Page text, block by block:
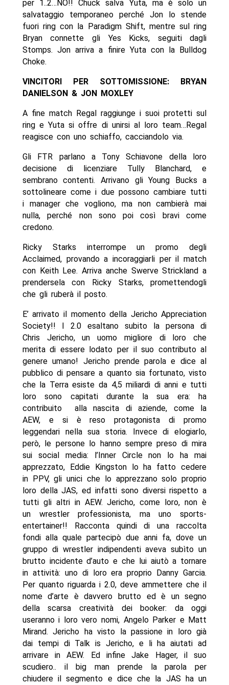
per 1..2…NO!! Chuck salva Yuta, ma è solo un
salvataggio temporaneo perché Jon lo stende
fuori ring con la Paradigm Shift, mentre sul ring
Bryan connette gli Yes Kicks, seguiti dagli
Stomps. Jon arriva a finire Yuta con la Bulldog
Choke.
VINCITORI PER SOTTOMISSIONE: BRYAN
DANIELSON & JON MOXLEY
A fine match Regal raggiunge i suoi protetti sul
ring e Yuta si offre di unirsi al loro team…Regal
reagisce con uno schiaffo, cacciandolo via.
Gli FTR parlano a Tony Schiavone della loro
decisione di licenziare Tully Blanchard, e
sembrano contenti. Arrivano gli Young Bucks a
sottolineare come i due possono cambiare tutti
i manager che vogliono, ma non cambierà mai
nulla, perché non sono poi così bravi come
credono.
Ricky Starks interrompe un promo degli
Acclaimed, provando a incoraggiarli per il match
con Keith Lee. Arriva anche Swerve Strickland a
prendersela con Ricky Starks, promettendogli
che gli ruberà il posto.
E’ arrivato il momento della Jericho Appreciation
Society!! I 2.0 esaltano subito la persona di
Chris Jericho, un uomo migliore di loro che
merita di essere lodato per il suo contributo al
genere umano! Jericho prende parola e dice al
pubblico di pensare a quanto sia fortunato, visto
che la Terra esiste da 4,5 miliardi di anni e tutti
loro sono capitati durante la sua era: ha
contribuito alla nascita di aziende, come la
AEW, e si è reso protagonista di promo
leggendari nella sua storia. Invece di elogiarlo,
però, le persone lo hanno sempre preso di mira
sui social media: l’Inner Circle non lo ha mai
apprezzato, Eddie Kingston lo ha fatto cedere
in PPV, gli unici che lo apprezzano solo proprio
loro della JAS, ed infatti sono diversi rispetto a
tutti gli altri in AEW. Jericho, come loro, non è
un wrestler professionista, ma uno sports-
entertainer!! Racconta quindi di una raccolta
fondi alla quale partecipò due anni fa, dove un
gruppo di wrestler indipendenti aveva subìto un
brutto incidente d’auto e che lui aiutò a tornare
in attività: uno di loro era proprio Danny Garcia.
Per quanto riguarda i 2.0, deve ammettere che il
nome d’arte è davvero brutto ed è un segno
della scarsa creatività dei booker: da oggi
useranno i loro vero nomi, Angelo Parker e Matt
Mirand. Jericho ha visto la passione in loro già
dai tempi di Talk is Jericho, e li ha aiutati ad
arrivare in AEW. Ed infine Jake Hager, il suo
scudiero.. il big man prende la parola per
chiudere il segmento e dice che la JAS ha un